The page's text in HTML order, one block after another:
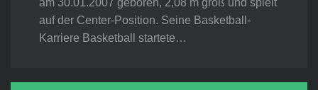
am 30.01.2007 geboren, 2,08 m groß und spielt
auf der Center-Position. Seine Basketball-
Karriere Basketball startete…